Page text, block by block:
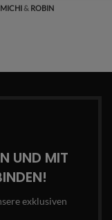
MICHI& ROBIN
UND MIT
exklusiven